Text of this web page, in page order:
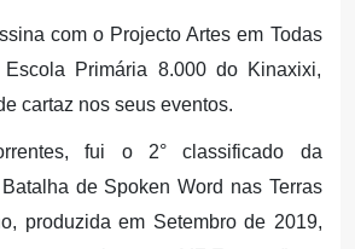
com o Projecto Artes em Todas
Primária 8.000 do Kinaxixi,
cartaz nos seus eventos.
fui o 2° classificado da
de Spoken Word nas Terras
produzida em Setembro de 2019,